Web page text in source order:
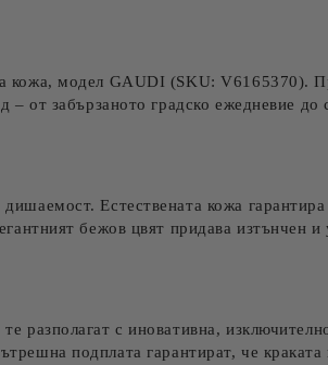
кожа, модел GAUDI (SKU: V6165370).
от забързаното градско ежедневие до
Естествената кожа
бежов цвят придава изтънчен и
разполагат синовативна,
подплата гарантират, че краката